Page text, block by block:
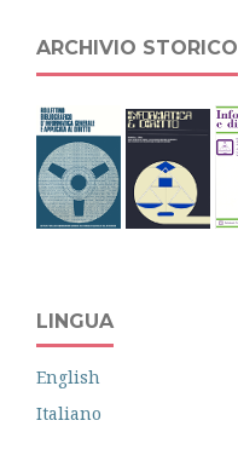
ARCHIVIO STORICO
LINGUA
English
Italiano